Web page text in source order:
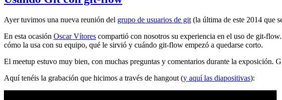
Ayer tuvimos una nueva reunión del grupo de usuarios de git (la última de este 2014 que
En esta ocasión Oscar Vítores compartió con nosotros su experiencia en el uso de git-
cómo la usa con su equipo, qué le sirvió y cuándo git-flow empezó a quedarse corto.
El meetup estuvo muy bien, con muchas preguntas y comentarios durante la exposición.
Aquí tenéis la grabación que hicimos a través de hangout (y aquí las diapositivas):